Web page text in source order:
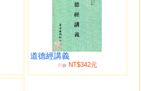
道德經講義
95折NT$342元